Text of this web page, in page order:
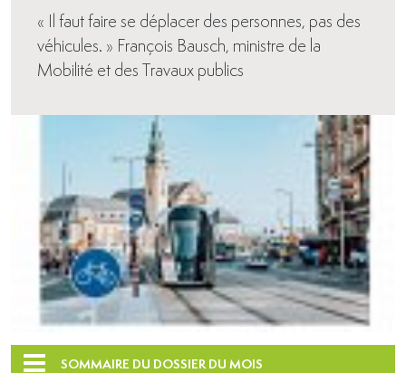
« Il faut faire se déplacer des personnes, pas des
véhicules. » François Bausch, ministre de la
Mobilité et des Travaux publics
SOMMAIRE DU DOSSIER DU MOIS